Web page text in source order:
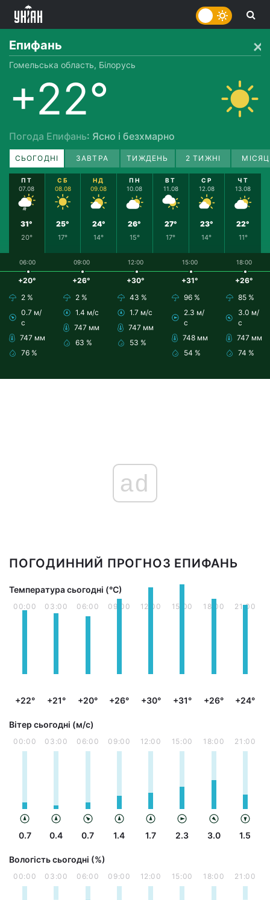
Епифань
Гомельська область, Білорусь
+22°
Погода Епифань: Ясно і безхмарно
СЬОГОДНІ ЗАВТРА ТИЖДЕНЬ 2 ТИЖНІ
ПТ
07.08
31°
20°
СБ
08.08
25°
17°
НД
09.08
24°
14°
ПН
10.08
26°
15°
ВТ
11.08
27°
17°
СР
12.08
23°
14°
ЧТ
13.08
22°
11°
06:00
+20°
2 %
0.7 м/
с
747 мм
76 %
09:00
+26°
2 %
1.4 м/с
747 мм
63 %
12:00
+30°
43 %
1.7 м/с
747 мм
53 %
15:00
+31°
96 %
2.3 м/
с
748 мм
54 %
18:00
+26°
85 %
3.0 м/
с
747 мм
74 %
ad
ПОГОДИННИЙ ПРОГНОЗ ЕПИФАНЬ
Температура сьогодні (°С)
00:00
+22°
03:00
+21°
06:00
+20°
09:00
+26°
12:00
+30°
15:00
+31°
18:00
+26°
21:00
+24°
Вітер сьогодні (м/с)
00:00
0.7
03:00
0.4
06:00
0.7
09:00
1.4
12:00
1.7
15:00
2.3
18:00
3.0
21:00
1.5
Вологість сьогодні (%)
00:00 03:00 06:00 09:00 12:00 15:00 18:00 21:00